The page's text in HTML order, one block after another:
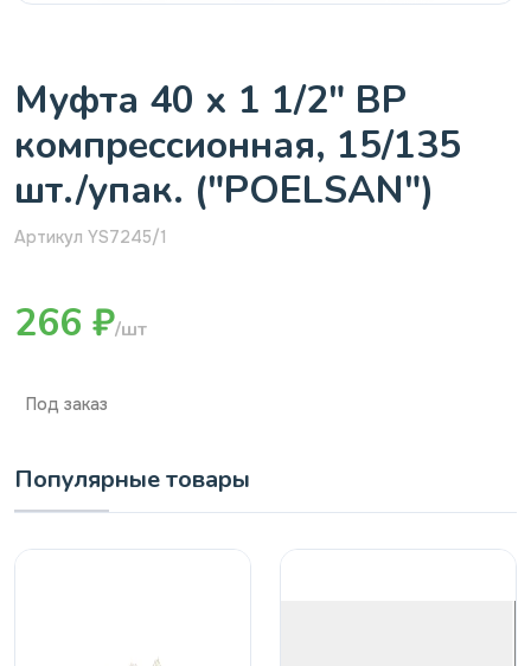
Муфта 40 х 1 1/2" ВР
компрессионная, 15/135
шт./упак. ("POELSAN")
Артикул YS7245/1
266 ₽/шт
Под заказ
Популярные товары